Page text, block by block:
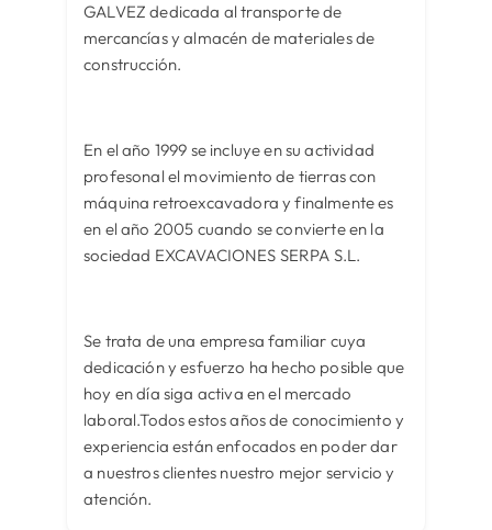
GALVEZ dedicada al transporte de
mercancías y almacén de materiales de
construcción.
En el año 1999 se incluye en su actividad
profesonal el movimiento de tierras con
máquina retroexcavadora y finalmente es
en el año 2005 cuando se convierte en la
sociedad EXCAVACIONES SERPA S.L.
Se trata de una empresa familiar cuya
dedicación y esfuerzo ha hecho posible que
hoy en día siga activa en el mercado
laboral.Todos estos años de conocimiento y
experiencia están enfocados en poder dar
a nuestros clientes nuestro mejor servicio y
atención.